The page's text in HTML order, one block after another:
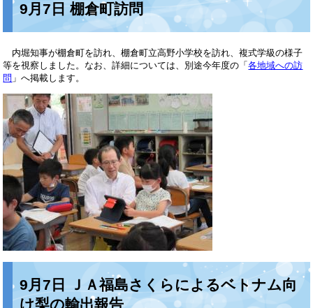
9月7日 棚倉町訪問
内堀知事が棚倉町を訪れ、棚倉町立高野小学校を訪れ、複式学級の様子
等を視察しました。なお、詳細については、別途今年度の「各地域への訪
問 」へ掲載します。
9月7日 ＪＡ福島さくらによるベトナム向
け梨の輸出報告